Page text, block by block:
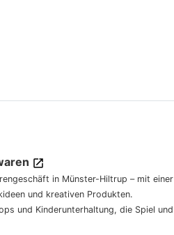
in Münster-Hiltrup – mit einer
und kreativen Produkten.
und Kinderunterhaltung, die Spiel und